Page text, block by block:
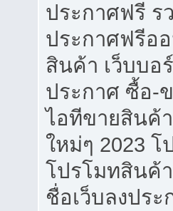
ประกาศฟรี ร
ประกาศฟรีอ
สินค้า เว็บบอ
ประกาศ ซื้อ-
ไอทีขายสินค้
ใหม่ๆ 2023
โปรโมทสินค้
ชื่อเว็บลงปร